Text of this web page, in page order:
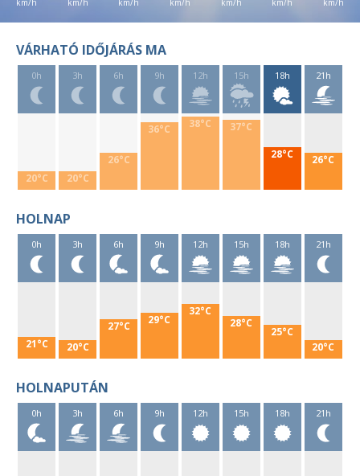
VÁRHATÓ IDŐJÁRÁS MA
0h
20°C
3h
20°C
6h
26°C
9h
36°C
12h
38°C
15h
37°C
18h
28°C
21h
26°C
HOLNAP
0h
21°C
3h
20°C
6h
27°C
9h
29°C
12h
32°C
15h
28°C
18h
25°C
21h
20°C
HOLNAPUTÁN
0h 3h 6h 9h 12h 15h 18h 21h